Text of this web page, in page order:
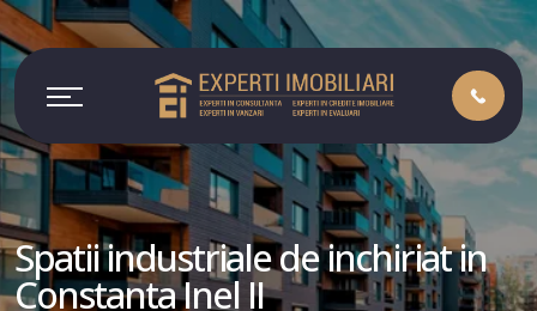
Spatii industriale de inchiriat in
Constanta Inel II